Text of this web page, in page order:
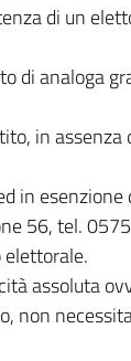
di un
di analoga
in
in esenzione
56, tel.
elettorale.
assoluta
non